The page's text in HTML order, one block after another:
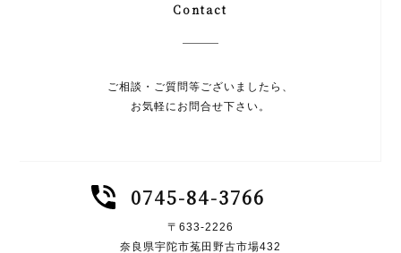
Contact
ご相談・ご質問等ございましたら、
お気軽にお問合せ下さい。
0745-84-3766
〒633-2226
奈良県宇陀市菟田野古市場432